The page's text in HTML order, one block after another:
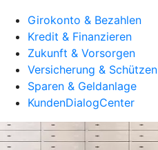
Girokonto & Bezahlen
Kredit & Finanzieren
Zukunft & Vorsorgen
Versicherung & Schützen
Sparen & Geldanlage
KundenDialogCenter